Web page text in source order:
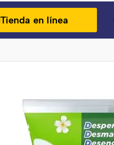
Tienda en línea